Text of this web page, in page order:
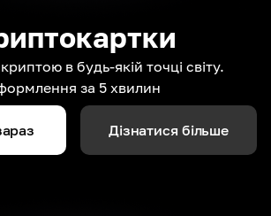
в будь-якій точці світу.
за 5 хвилин
Дізнатися більше